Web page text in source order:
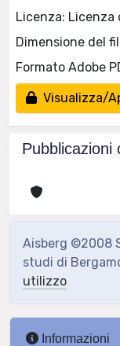
Licenza:
Dimensione del
Formato Adobe
Visualizza/
Pubblicazioni
Aisberg ©2008
studi di
utilizzo
Informazioni